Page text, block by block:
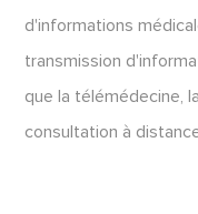
d'informations
transmission
que la télémédecine,
consultation à